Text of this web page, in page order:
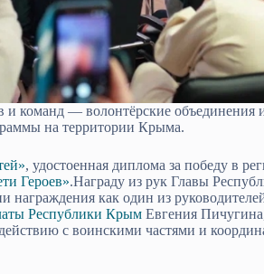
и команд — волонтёрские объединения
на территории Крыма.
, удостоенная диплома за победу в
Героев».Награду из рук Главы
награждения как один из
Республики Крым Евгения
с воинскими частями и